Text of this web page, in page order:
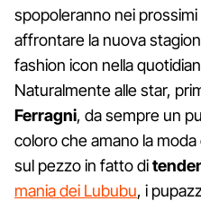
spopoleranno nei prossimi
affrontare la nuova
fashion icon nella
Naturalmente alle star,
Ferragni, da sempre un
coloro che amano la
sul pezzo in fatto di
mania dei Lububu, i